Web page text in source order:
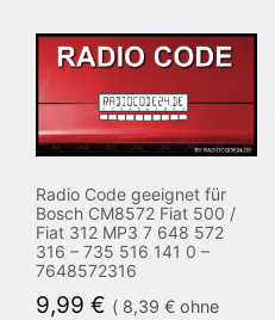
Radio Code geeignet für
Bosch CM8572 Fiat 500 /
Fiat 312 MP3 7 648 572
316 – 735 516 141 0 –
7648572316
9,99 € ( 8,39 € ohne